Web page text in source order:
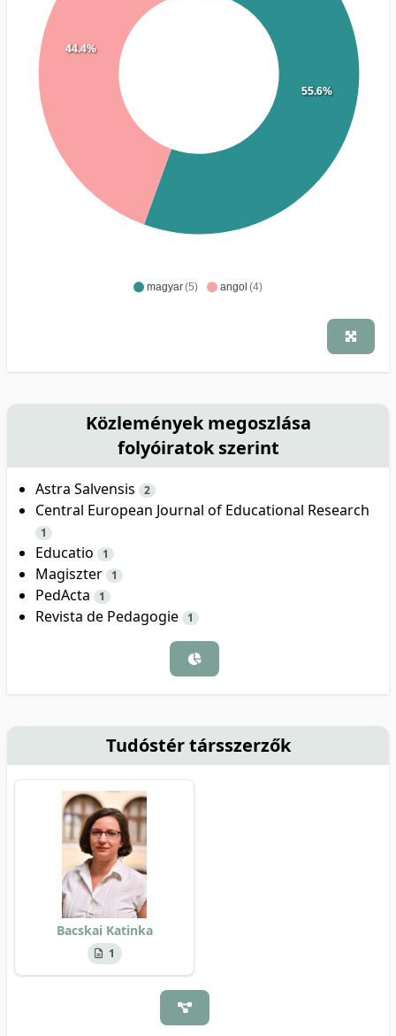
magyar(5) angol (4)
55.6%
44.4%
Közlemények megoszlása
folyóiratok szerint
Astra Salvensis 2
Central European Journal of Educational Research
1
Educatio 1
Magiszter 1
PedActa 1
Revista de Pedagogie 1
Tudóstér társszerzők
Bacskai Katinka
1